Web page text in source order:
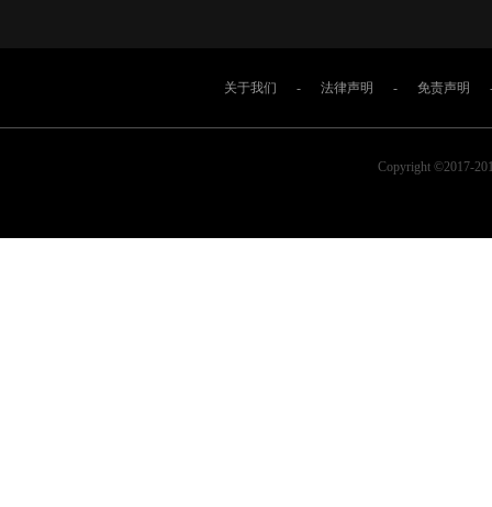
关于我们 - 法律声明 - 免责声明
Copyright ©2017-